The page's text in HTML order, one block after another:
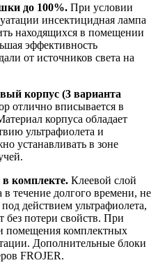
до 100%. При условии
инсектицидная лампа
находящихся в помещении
эффективность
от источников света на
корпус (3 варианта
отлично вписывается в
корпуса обладает
ультрафиолета и
устанавливать в зоне
комплекте. Клеевой слой
в течение долгого времени, не
действием ультрафиолета,
без потери свойств. При
помещения комплектных
Дополнительные блоки
FROJER.